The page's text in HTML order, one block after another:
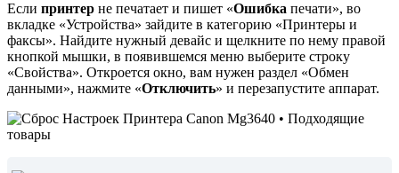
Если принтер не печатает и пишет «Ошибка печати», во
вкладке «Устройства» зайдите в категорию «Принтеры и
факсы». Найдите нужный девайс и щелкните по нему правой
кнопкой мышки, в появившемся меню выберите строку
«Свойства». Откроется окно, вам нужен раздел «Обмен
данными», нажмите «Отключить» и перезапустите аппарат.